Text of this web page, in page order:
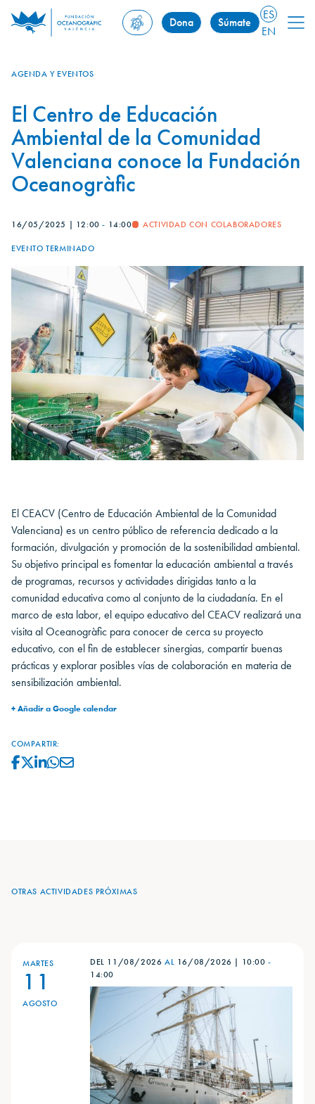
Dona Súmate
ES
EN
AGENDA Y EVENTOS
El Centro de Educación
Ambiental de la Comunidad
Valenciana conoce la Fundación
Oceanogràfic
16/05/2025 | 12:00 - 14:00 ACTIVIDAD CON COLABORADORES
EVENTO TERMINADO
El CEACV (Centro de Educación Ambiental de la Comunidad
Valenciana) es un centro público de referencia dedicado a la
formación, divulgación y promoción de la sostenibilidad ambiental.
Su objetivo principal es fomentar la educación ambiental a través
de programas, recursos y actividades dirigidas tanto a la
comunidad educativa como al conjunto de la ciudadanía. En el
marco de esta labor, el equipo educativo del CEACV realizará una
visita al Oceanogràfic para conocer de cerca su proyecto
educativo, con el fin de establecer sinergias, compartir buenas
prácticas y explorar posibles vías de colaboración en materia de
sensibilización ambiental.
+ Añadir a Google calendar
COMPARTIR:
OTRAS ACTIVIDADES PRÓXIMAS
MARTES
11
AGOSTO
DEL 11/08/2026 AL 16/08/2026 | 10:00 -
14:00